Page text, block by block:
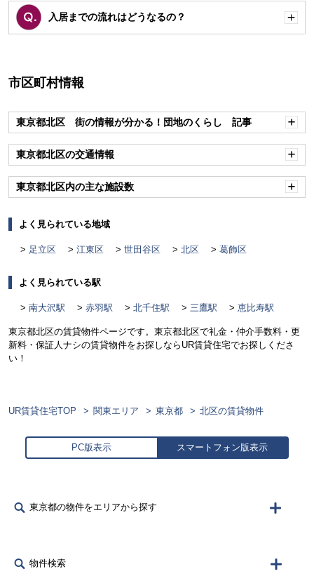
入居までの流れはどうなるの？
く
市区町村情報
東京都北区 街の情報が分かる！団地のくらし 記事
東京都北区の交通情報
東京都北区内の主な施設数
よく見られている地域
足立区 江東区 世田谷区 北区 葛飾区
よく見られている駅
南大沢駅 赤羽駅 北千住駅 三鷹駅 恵比寿駅
東京都北区の賃貸物件ページです。東京都北区で礼金・仲介手数料・更
新料・保証人ナシの賃貸物件をお探しならUR賃貸住宅でお探しくださ
い！
UR賃貸住宅TOP 関東エリア 東京都 北区の賃貸物件
PC版表示 スマートフォン版表示
東京都の物件をエリアから探す
物件検索